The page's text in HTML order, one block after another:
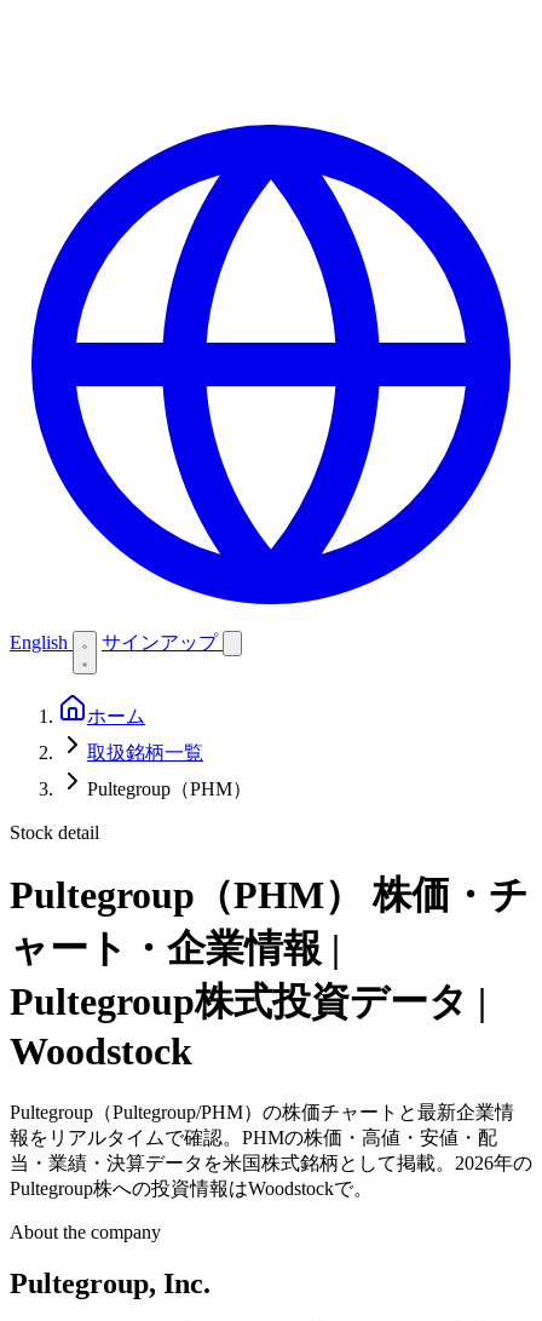
English サインアップ
ホーム
取扱銘柄一覧
Pultegroup（PHM）
Stock detail
Pultegroup（PHM）
株価・チ
ャート・企業情報 |
Pultegroup株式投資データ |
Woodstock
Pultegroup（Pultegroup/PHM）の株価チャートと最新企業情
報をリアルタイムで確認。PHMの株価・高値・安値・配
当・業績・決算データを米国株式銘柄として掲載。2026年の
Pultegroup株への投資情報はWoodstockで。
About the company
Pultegroup, Inc.